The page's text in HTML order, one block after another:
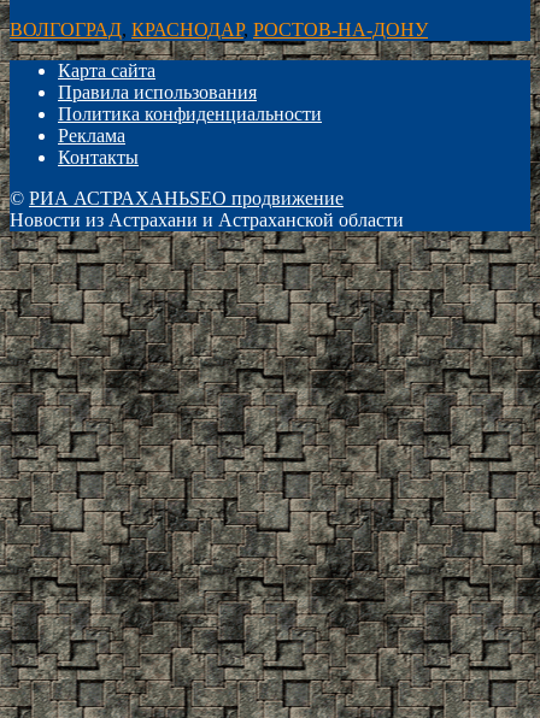
ВОЛГОГРАД, КРАСНОДАР, РОСТОВ-НА-ДОНУ
Карта сайта
Правила использования
Политика конфиденциальности
Реклама
Контакты
© РИА АСТРАХАНЬSEO продвижение
Новости из Астрахани и Астраханской области